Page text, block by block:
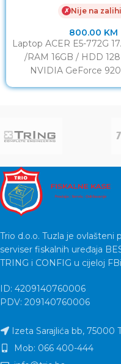
✗ Nije na zalihi
800.00 KM
Laptop ACER E5-772G
/RAM 16GB / HDD
NVIDIA GeForce
Trio d.o.o. Tuzla je ovlašteni
serviser fiskalnih uređaja
TRING i CONFIG u cijeloj
ID: 4209140760006
PDV: 209140760006
Izeta Sarajlića bb, 75000
Mob: 066 400-444